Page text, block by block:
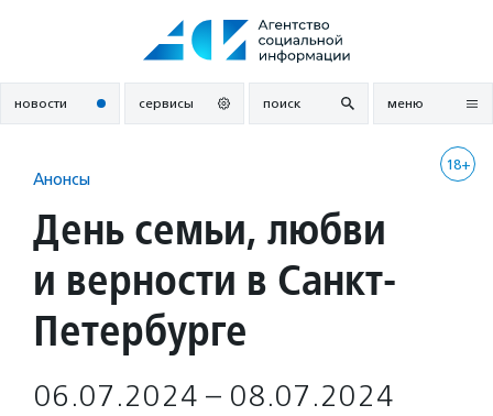
новости сервисы поиск меню
18+
Анонсы
День семьи, любви
и верности в Санкт-
Петербурге
06.07.2024 – 08.07.2024